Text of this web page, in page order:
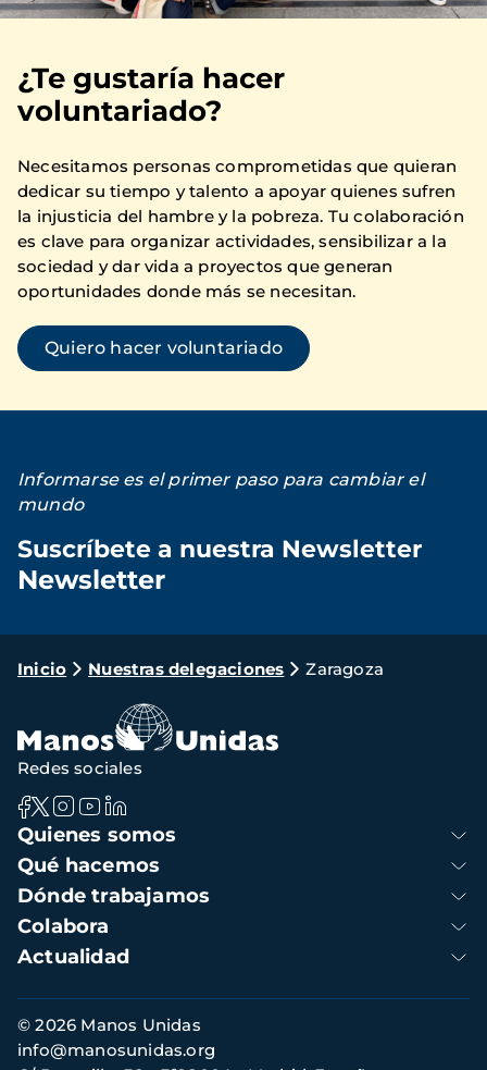
¿Te gustaría hacer
voluntariado?
Necesitamos personas comprometidas que quieran
dedicar su tiempo y talento a apoyar quienes sufren
la injusticia del hambre y la pobreza. Tu colaboración
es clave para organizar actividades, sensibilizar a la
sociedad y dar vida a proyectos que generan
oportunidades donde más se necesitan.
Quiero hacer voluntariado
Informarse es el primer paso para cambiar el
mundo
Suscríbete a nuestra Newsletter
Newsletter
Ruta
navegación
Inicio Nuestras delegaciones Zaragoza
Navegación
principal
Quienes somos
Qué hacemos
Dónde trabajamos
Colabora
Actualidad
Redes sociales
Información
de
contacto
© 2026 Manos Unidas
info@manosunidas.org